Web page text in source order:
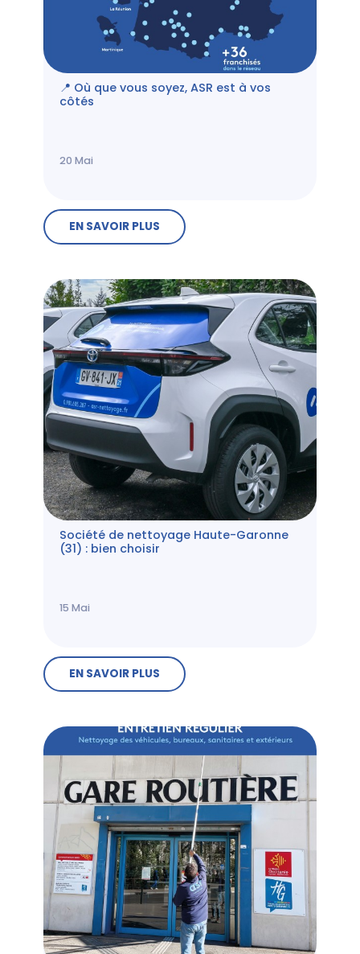
📍 Où que vous soyez, ASR est à vos
côtés
20 Mai
EN SAVOIR PLUS
Société de nettoyage Haute-Garonne
(31) : bien choisir
15 Mai
EN SAVOIR PLUS